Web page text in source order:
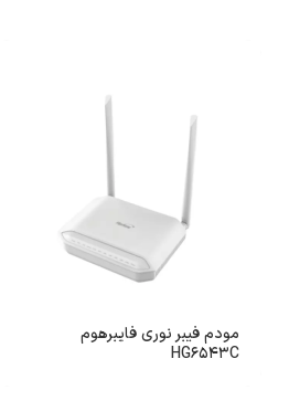
مودم فیبر نوری فایبرهوم
HG6543C